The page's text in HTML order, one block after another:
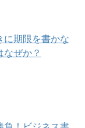
に期限を書かな
ぜか？